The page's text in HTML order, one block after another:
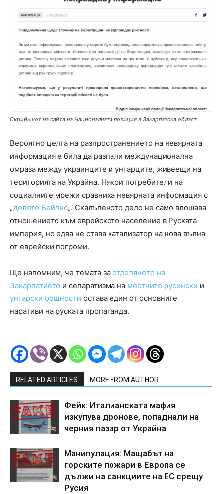
Скрийншот на сайта на Националната полиция в Закарпатска област
Вероятно целта на разпространението на невярната
информация е била да разпали междунационална
омраза между украинците и унгарците, живеещи на
територията на Украйна. Някои потребители на
социалните мрежи сравниха невярната информация с
„делото Бейлис„. Скалъпеното дело не само влошава
отношението към еврейското население в Руската
империя, но едва не става катализатор на нова вълна
от еврейски погроми.
Ще напомним, че темата за отделянето на
Закарпатието и сепаратизма на местните русински и
унгарски общности остава един от основните
наративи на руската пропаганда.
RELATED ARTICLES MORE FROM AUTHOR
Фейк: Италианската мафия
изкупува дронове, попаднали на
черния пазар от Украйна
Манипулация: Мащабът на
горските пожари в Европа се
дължи на санкциите на ЕС срещу
Русия